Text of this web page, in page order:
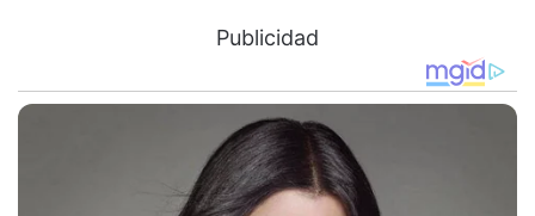
Publicidad